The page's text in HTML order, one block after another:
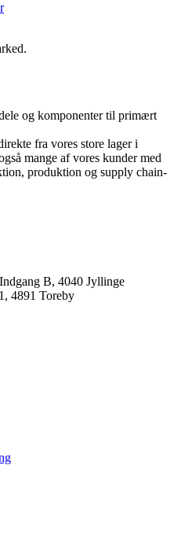
og komponenter til primært
fra vores store lager i
mange af vores kunder med
produktion og supply chain-
B, 4040 Jyllinge
4891 Toreby